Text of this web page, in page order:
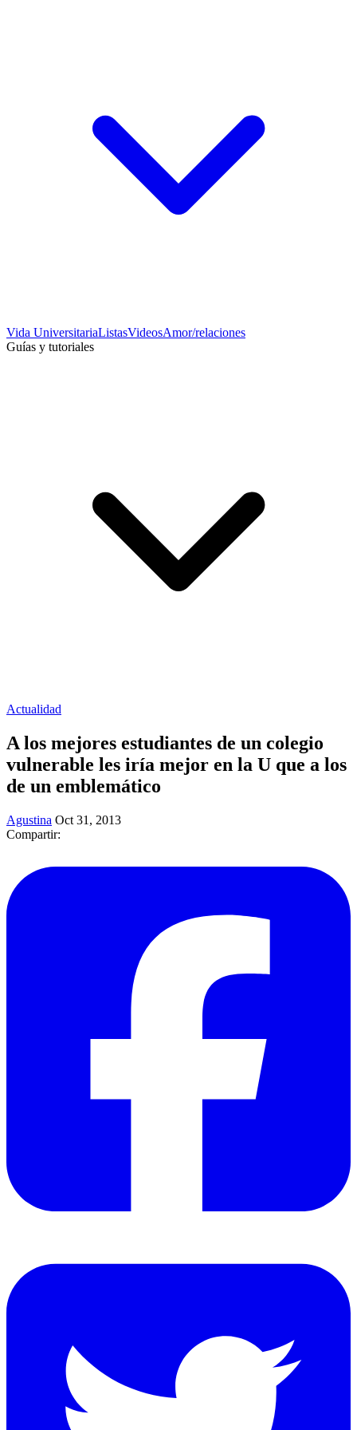
Vida UniversitariaListasVideosAmor/relaciones
Guías y tutoriales
Actualidad
A los mejores estudiantes de un colegio
vulnerable les iría mejor en la U que a los
de un emblemático
Agustina Oct 31, 2013
Compartir: